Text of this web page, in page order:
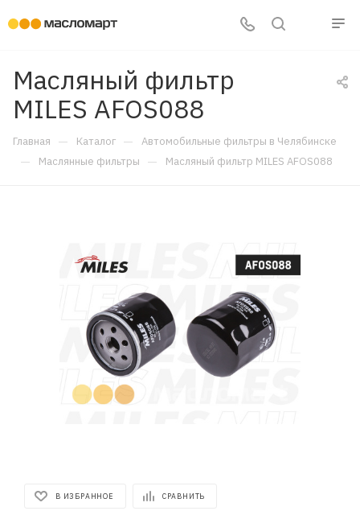
Масляный фильтр
MILES AFOS088
Главная — Каталог — Автомобильные фильтры в Челябинске
— Маслянные фильтры — Масляный фильтр MILES AFOS088
В ИЗБРАННОЕ СРАВНИТЬ